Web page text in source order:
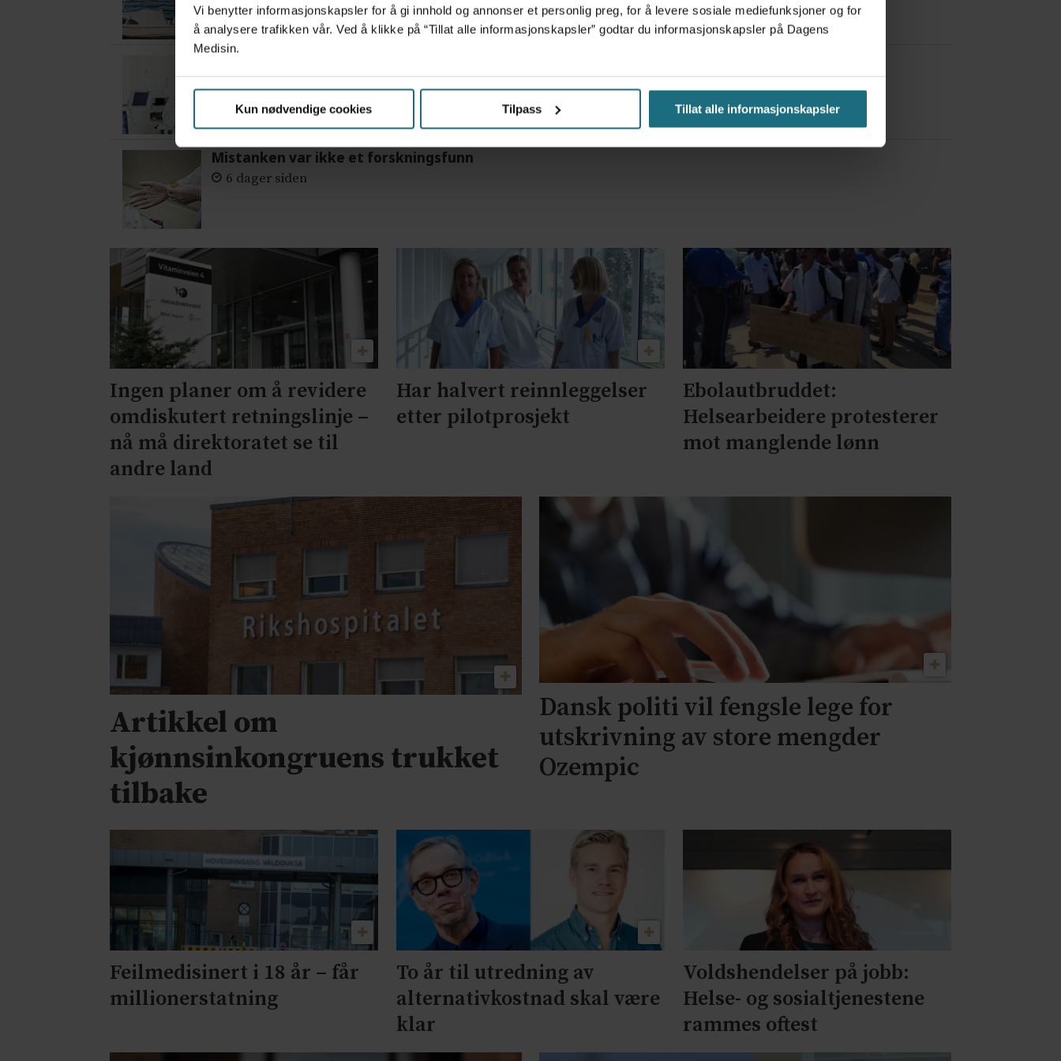
Vi benytter informasjonskapsler for å gi innhold og annonser et personlig preg, for å levere sosiale mediefunksjoner og for
å analysere trafikken vår. Ved å klikke på “Tillat alle informasjonskapsler” godtar du informasjonskapsler på Dagens
Medisin.
Kun nødvendige cookies Tilpass Tillat alle informasjonskapsler
Mistanken var ikke et forskningsfunn
6 dager siden
Ingen planer om å revidere
omdiskutert retningslinje –
nå må direktoratet se til
andre land
Har halvert reinnleggelser
etter pilotprosjekt
Ebolautbruddet:
Helsearbeidere protesterer
mot manglende lønn
Artikkel om
kjønnsinkongruens trukket
tilbake
Dansk politi vil fengsle lege for
utskrivning av store mengder
Ozempic
Feilmedisinert i 18 år – får
millionerstatning
To år til utredning av
alternativkostnad skal være
klar
Voldshendelser på jobb:
Helse- og sosialtjenestene
rammes oftest